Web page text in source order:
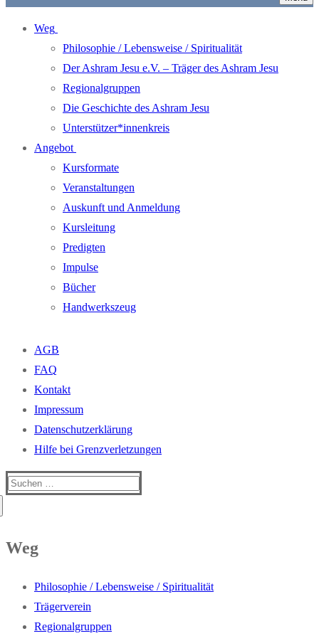
Weg
Philosophie / Lebensweise / Spiritualität
Der Ashram Jesu e.V. – Träger des Ashram Jesu
Regionalgruppen
Die Geschichte des Ashram Jesu
Unterstützer*innenkreis
Angebot
Kursformate
Veranstaltungen
Auskunft und Anmeldung
Kursleitung
Predigten
Impulse
Bücher
Handwerkszeug
AGB
FAQ
Kontakt
Impressum
Datenschutzerklärung
Hilfe bei Grenzverletzungen
Suchen
Weg
Philosophie / Lebensweise / Spiritualität
Trägerverein
Regionalgruppen